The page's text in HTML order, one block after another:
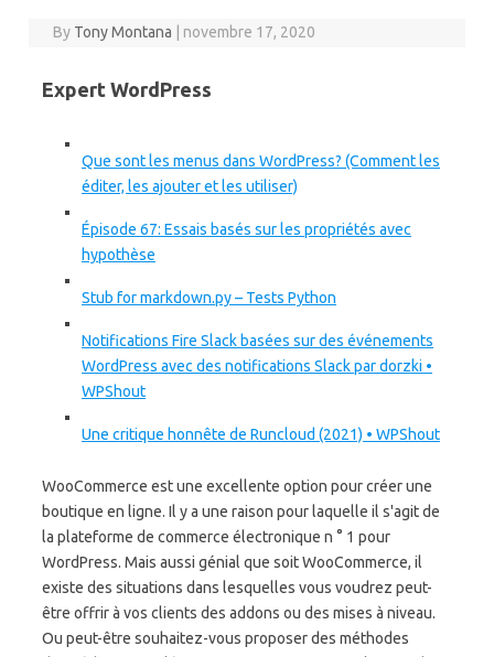
By Tony Montana novembre 17, 2020
Expert WordPress
Que sont les menus dans WordPress? (Comment les
éditer, les ajouter et les utiliser)
Épisode 67: Essais basés sur les propriétés avec
hypothèse
Stub for markdown.py – Tests Python
Notifications Fire Slack basées sur des événements
WordPress avec des notifications Slack par dorzki •
WPShout
Une critique honnête de Runcloud (2021) • WPShout
WooCommerce est une excellente option pour créer une
boutique en ligne. Il y a une raison pour laquelle il s'agit de
la plateforme de commerce électronique n ° 1 pour
WordPress. Mais aussi génial que soit WooCommerce, il
existe des situations dans lesquelles vous voudrez peut-
être offrir à vos clients des addons ou des mises à niveau.
Ou peut-être souhaitez-vous proposer des méthodes